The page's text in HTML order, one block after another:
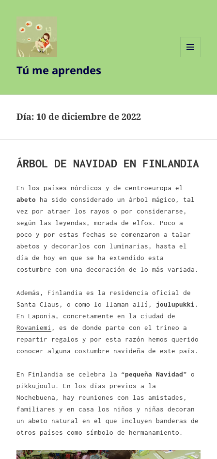
Tú me aprendes
Día: 10 de diciembre de 2022
ÁRBOL DE NAVIDAD EN FINLANDIA
En los países nórdicos y de centroeuropa el
abeto ha sido considerado un árbol mágico, tal
vez por atraer los rayos o por considerarse,
según las leyendas, morada de elfos. Poco a
poco y por estas fechas se comenzaron a talar
abetos y decorarlos con luminarias, hasta el
día de hoy en que se ha extendido esta
costumbre con una decoración de lo más variada.
Además, Finlandia es la residencia oficial de
Santa Claus, o como lo llaman allí, joulupukki.
En Laponia, concretamente en la ciudad de
Rovaniemi , es de donde parte con el trineo a
repartir regalos y por esta razón hemos querido
conocer alguna costumbre navideña de este país.
En Finlandia se celebra la “pequeña Navidad” o
pikkujoulu. En los días previos a la
Nochebuena, hay reuniones con las amistades,
familiares y en casa los niños y niñas decoran
un abeto natural en el que incluyen banderas de
otros países como símbolo de hermanamiento.